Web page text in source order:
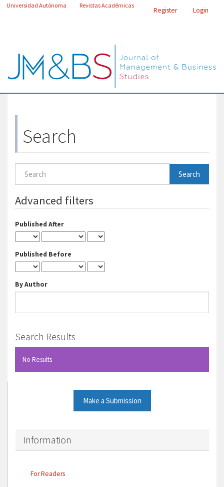
Main
Universidad Autónoma Revistas Académicas
Register Login
Search
articles
for
Advanced filters
Published After
Published Before
By Author
Search Results
No Results
Make a Submission
Information
For Readers